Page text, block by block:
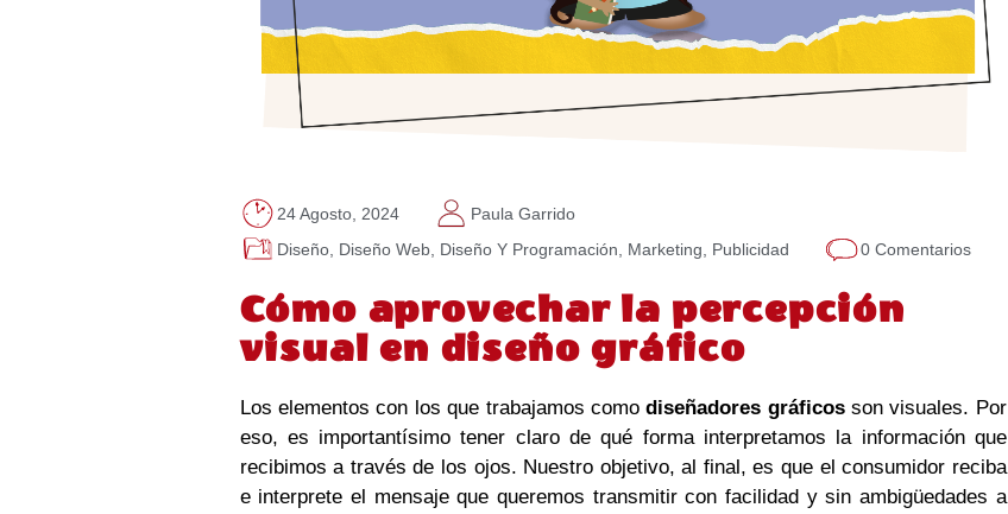
24 Agosto, 2024
Paula Garrido
Diseño, Diseño Web, Diseño Y Programación Marketing Publicidad 0 Comentarios
Cómo aprovechar la percepción
visual en diseño gráfico
Los elementos con los que trabajamos comodiseñadores gráficosson visuales. Por
eso, es importantísimo tener claro de qué forma interpretamos la información que
recibimos a través de los ojos. Nuestro objetivo, al final, es que el consumidor reciba
e interprete el mensaje que queremos transmitir con facilidad y sin ambigüedades a